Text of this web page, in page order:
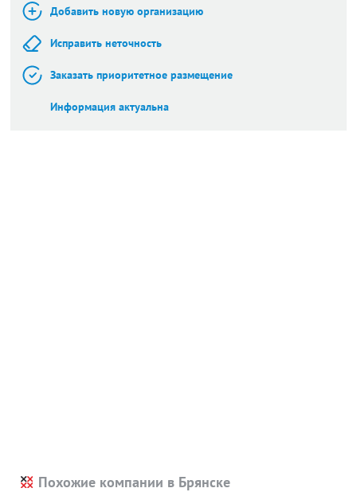
Добавить новую организацию
Исправить неточность
Заказать приоритетное размещение
Информация актуальна
Похожие компании в Брянске